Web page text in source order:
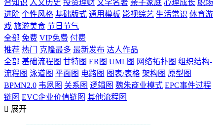
合知识 人文历史 投资理财 文学名著 亲子家庭 心理成长 职场
进阶 个性风格 基础版式 通用模板 影视综艺 生活常识 体育游
戏 旅游美食 节日节气
全部 免费 VIP免费 付费
推荐 热门 克隆最多 最新发布 达人作品
全部 基础流程图 甘特图 ER图 UML图 网络拓扑图 组织结构-
流程图 泳道图 平面图 电路图 图表/表格 架构图 原型图
BPMN2.0 韦恩图 关系图 逻辑图 魏朱商业模式 EPC事件过程
链图 EVC企业价值链图 其他流程图
 展开